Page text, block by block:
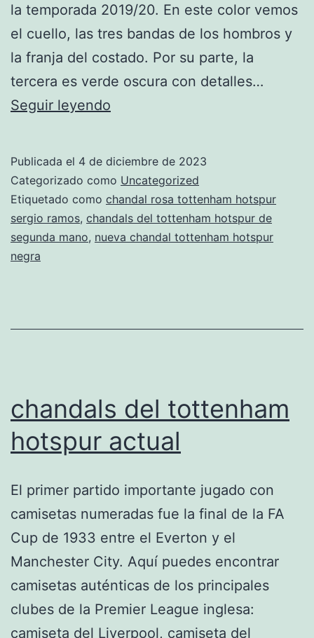
la temporada 2019/20. En este color vemos
el cuello, las tres bandas de los hombros y
la franja del costado. Por su parte, la
tercera es verde oscura con detalles…
Seguir leyendo
hotspur
2019
comprar
Publicada el 4 de diciembre de 2023
Categorizado como Uncategorized
Etiquetado como chandal rosa tottenham hotspur
sergio ramos, chandals del tottenham hotspur de
segunda mano, nueva chandal tottenham hotspur
negra
chandals del tottenham
hotspur actual
El primer partido importante jugado con
camisetas numeradas fue la final de la FA
Cup de 1933 entre el Everton y el
Manchester City. Aquí puedes encontrar
camisetas auténticas de los principales
clubes de la Premier League inglesa:
camiseta del Liverpool, camiseta del